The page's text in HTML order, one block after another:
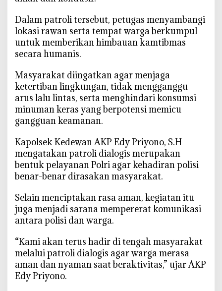
e
d
e
n
S
i
s
W
o
n
o
o
l
W
a
r
‎Dalam patroli tersebut, petugas menyambangi
lokasi rawan serta tempat warga berkumpul
untuk memberikan himbauan kamtibmas
secara humanis.
‎Masyarakat diingatkan agar menjaga
ketertiban lingkungan, tidak mengganggu
arus lalu lintas, serta menghindari konsumsi
minuman keras yang berpotensi memicu
gangguan keamanan.
‎Kapolsek Kedewan AKP Edy Priyono, S.H
mengatakan patroli dialogis merupakan
bentuk pelayanan Polri agar kehadiran polisi
benar-benar dirasakan masyarakat.
‎Selain menciptakan rasa aman, kegiatan itu
juga menjadi sarana mempererat komunikasi
antara polisi dan warga.
‎“Kami akan terus hadir di tengah masyarakat
melalui patroli dialogis agar warga merasa
aman dan nyaman saat beraktivitas,” ujar AKP
Edy Priyono.